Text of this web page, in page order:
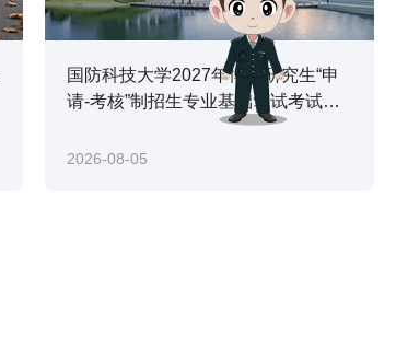
国防科技大学2027年博士研究生“申
请-考核”制招生专业基础笔试考试大
2026-08-05